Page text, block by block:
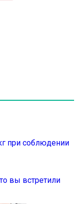
при соблюдении
вы встретили